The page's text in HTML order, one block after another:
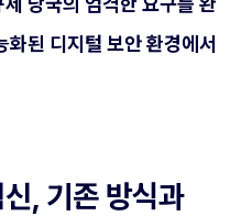
된 디지털 보안 환경에서
, 기존 방식과